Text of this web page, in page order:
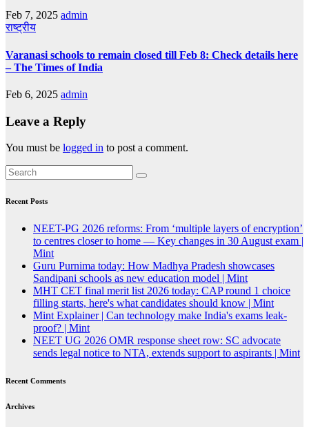
Feb 7, 2025 admin
राष्ट्रीय
Varanasi schools to remain closed till Feb 8: Check details here
– The Times of India
Feb 6, 2025 admin
Leave a Reply
You must be logged in to post a comment.
Recent Posts
NEET-PG 2026 reforms: From ‘multiple layers of encryption’
to centres closer to home — Key changes in 30 August exam |
Mint
Guru Purnima today: How Madhya Pradesh showcases
Sandipani schools as new education model | Mint
MHT CET final merit list 2026 today: CAP round 1 choice
filling starts, here's what candidates should know | Mint
Mint Explainer | Can technology make India's exams leak-
proof? | Mint
NEET UG 2026 OMR response sheet row: SC advocate
sends legal notice to NTA, extends support to aspirants | Mint
Recent Comments
Archives